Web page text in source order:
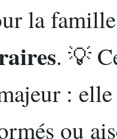
la
. 💡
:
ou